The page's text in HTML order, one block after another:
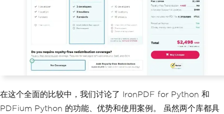
在这个全面的比较中，我们讨论了 IronPDF for Python 和
PDFium Python 的功能、优势和使用案例。 虽然两个库都具